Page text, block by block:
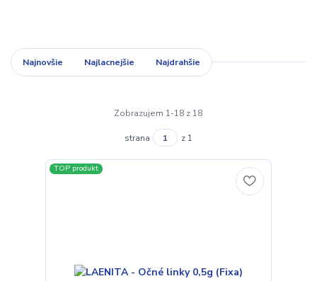
Najnovšie Najlacnejšie Najdrahšie
Zobrazujem 1-18 z 18
strana z 1
TOP produkt